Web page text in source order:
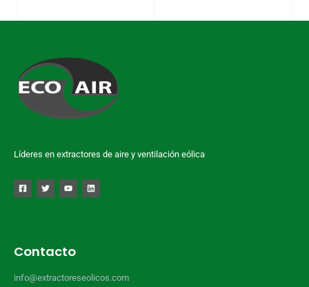
Líderes en extractores de aire y ventilación eólica
Contacto
info@extractoreseolicos.com